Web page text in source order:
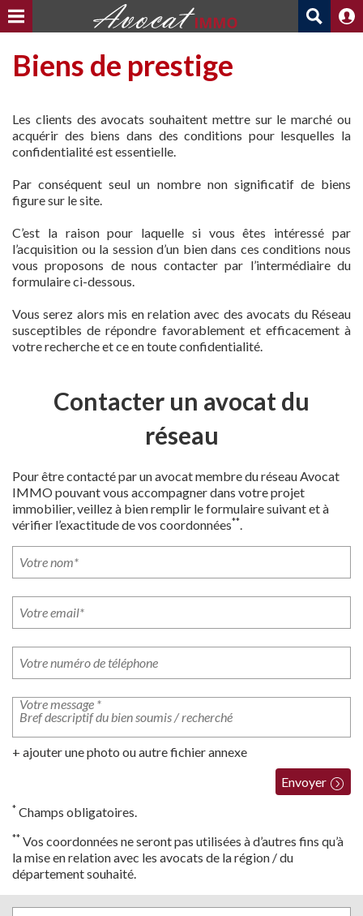
Biens de prestige
Les clients des avocats souhaitent mettre sur le marché ou
acquérir des biens dans des conditions pour lesquelles la
confidentialité est essentielle.
Par conséquent seul un nombre non significatif de biens
figure sur le site.
C’est la raison pour laquelle si vous êtes intéressé par
l’acquisition ou la session d’un bien dans ces conditions nous
vous proposons de nous contacter par l’intermédiaire du
formulaire ci-dessous.
Vous serez alors mis en relation avec des avocats du Réseau
susceptibles de répondre favorablement et efficacement à
votre recherche et ce en toute confidentialité.
Contacter un avocat du
réseau
Pour être contacté par un avocat membre du réseau Avocat
IMMO pouvant vous accompagner dans votre projet
immobilier, veillez à bien remplir le formulaire suivant et à
vérifier l’exactitude de vos coordonnées**.
+ ajouter une photo ou autre fichier annexe
Envoyer
* Champs obligatoires.
** Vos coordonnées ne seront pas utilisées à d’autres fins qu’à
la mise en relation avec les avocats de la région / du
département souhaité.